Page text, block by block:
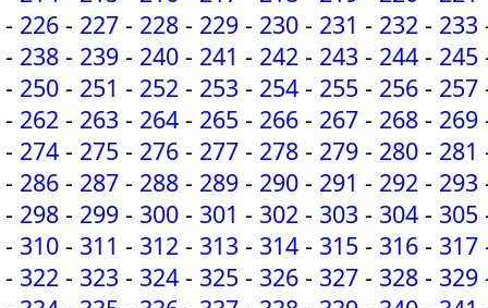
- 226 - 227 - 228 - 229 - 230 - 231 - 232 - 233
- 238 - 239 - 240 - 241 - 242 - 243 - 244 - 245
- 250 - 251 - 252 - 253 - 254 - 255 - 256 - 257
- 262 - 263 - 264 - 265 - 266 - 267 - 268 - 269
- 274 - 275 - 276 - 277 - 278 - 279 - 280 - 281
- 286 - 287 - 288 - 289 - 290 - 291 - 292 - 293
- 298 - 299 - 300 - 301 - 302 - 303 - 304 - 305
- 310 - 311 - 312 - 313 - 314 - 315 - 316 - 317
- 322 - 323 - 324 - 325 - 326 - 327 - 328 - 329